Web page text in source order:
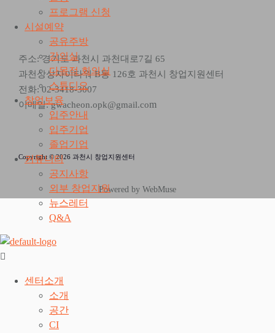
프로그램 신청
시설예약
공유주방
강의실
다목적 회의실
스튜디오
창업보육
입주안내
입주기업
졸업기업
커뮤니티
공지사항
외부 창업지원
뉴스레터
Q&A
센터소개
소개
공간
CI
주소: 경기도 과천시 과천대로7길 65
과천상상자이타워 B동 126호 과천시 창업지원센터
전화: 02-3418-3007
이메일: gwacheon.opk@gmail.com
Copyright © 2026 과천시 창업지원센터
Powered by WebMuse